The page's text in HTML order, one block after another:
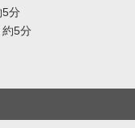
5分
約5分